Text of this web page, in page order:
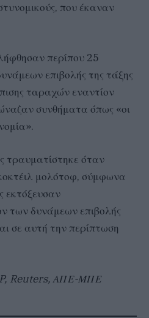
που έκαναν
περίπου 25
επιβολής της τάξης
ταραχών εναντίον
συνθήματα όπως «οι
τραυματίστηκε όταν
μολότοφ, σύμφωνα
εκτόξευσαν
των δυνάμεων επιβολής
σε αυτή την περίπτωση
Reuters, ΑΠΕ-ΜΠΕ